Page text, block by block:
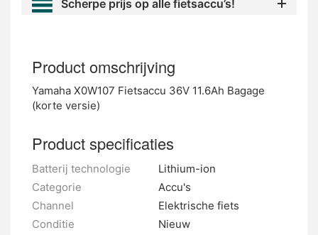
Scherpe prijs op alle fietsaccu’s!
Product omschrijving
Yamaha X0W107 Fietsaccu 36V 11.6Ah Bagage
(korte versie)
Product specificaties
Batterij technologie
Lithium-ion
Categorie
Accu's
Channel
Elektrische fiets
Conditie
Nieuw